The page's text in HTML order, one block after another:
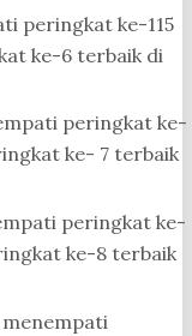
peringkat ke-115
ke-6 terbaik di
peringkat ke-
ke- 7 terbaik
peringkat ke-
ke-8 terbaik